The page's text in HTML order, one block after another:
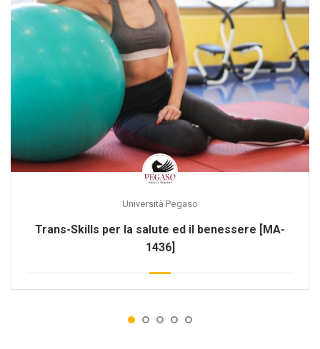
Università Pegaso
Trans-Skills per la salute ed il benessere [MA-
1436]